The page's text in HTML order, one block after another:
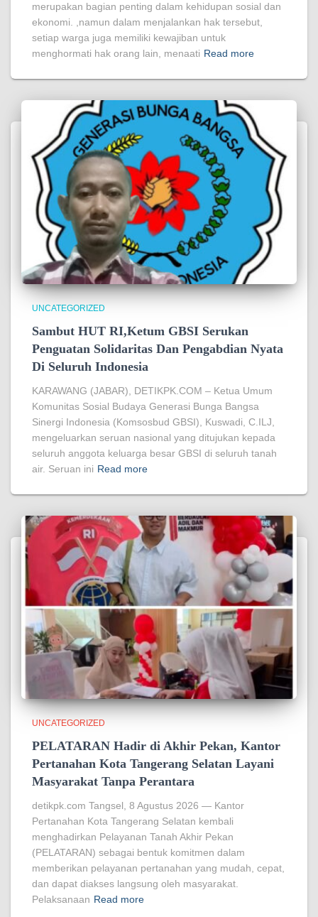
merupakan bagian penting dalam kehidupan sosial dan
ekonomi. ,namun dalam menjalankan hak tersebut,
setiap warga juga memiliki kewajiban untuk
menghormati hak orang lain, menaati Read more
UNCATEGORIZED
Sambut HUT RI,Ketum GBSI Serukan
Penguatan Solidaritas Dan Pengabdian Nyata
Di Seluruh Indonesia
KARAWANG (JABAR), DETIKPK.COM – Ketua Umum
Komunitas Sosial Budaya Generasi Bunga Bangsa
Sinergi Indonesia (Komsosbud GBSI), Kuswadi, C.ILJ,
mengeluarkan seruan nasional yang ditujukan kepada
seluruh anggota keluarga besar GBSI di seluruh tanah
air. Seruan ini Read more
UNCATEGORIZED
PELATARAN Hadir di Akhir Pekan, Kantor
Pertanahan Kota Tangerang Selatan Layani
Masyarakat Tanpa Perantara
detikpk.com Tangsel, 8 Agustus 2026 — Kantor
Pertanahan Kota Tangerang Selatan kembali
menghadirkan Pelayanan Tanah Akhir Pekan
(PELATARAN) sebagai bentuk komitmen dalam
memberikan pelayanan pertanahan yang mudah, cepat,
dan dapat diakses langsung oleh masyarakat.
Pelaksanaan Read more